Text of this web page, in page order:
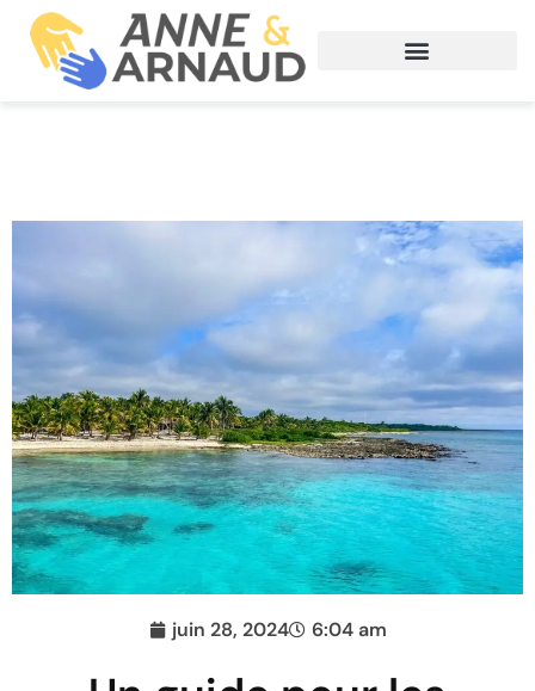
juin 28, 2024 6:04 am